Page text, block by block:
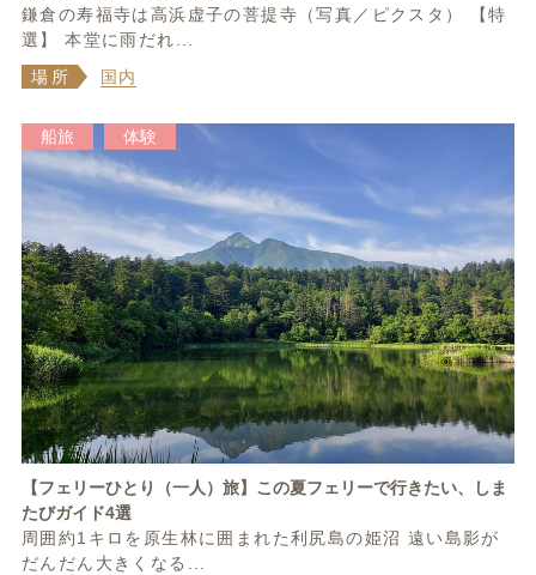
鎌倉の寿福寺は高浜虚子の菩提寺（写真／ピクスタ） 【特
選】 本堂に雨だれ...
場所
国内
船旅 体験
【フェリーひとり（一人）旅】この夏フェリーで行きたい、しま
たびガイド4選
周囲約1キロを原生林に囲まれた利尻島の姫沼 遠い島影が
だんだん大きくなる...